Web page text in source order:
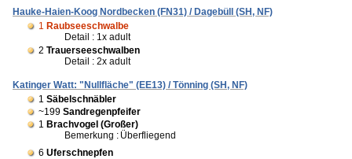
Hauke-Haien-Koog Nordbecken (FN31) / Dagebüll (SH, NF)
1 Raubseeschwalbe
Detail : 1x adult
2 Trauerseeschwalben
Detail : 2x adult
Katinger Watt: "Nullfläche" (EE13) / Tönning (SH, NF)
1 Säbelschnäbler
~199 Sandregenpfeifer
1 Brachvogel (Großer)
Bemerkung : Überfliegend
6 Uferschnepfen